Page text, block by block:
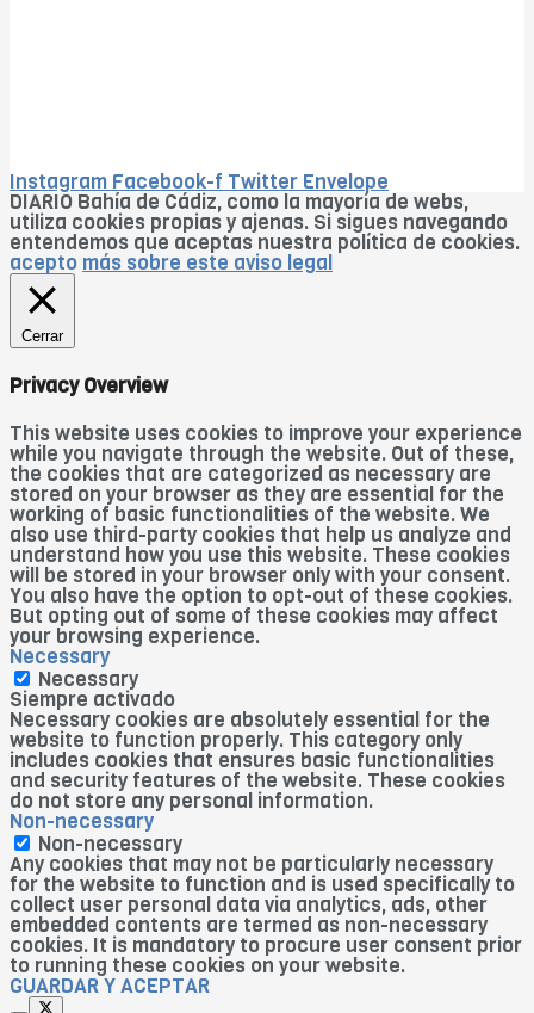
Instagram Facebook-f Twitter Envelope
DIARIO Bahía de Cádiz, como la mayoría de webs,
utiliza cookies propias y ajenas. Si sigues navegando
entendemos que aceptas nuestra política de cookies.
acepto más sobre este aviso legal
Cerrar
Privacy Overview
This website uses cookies to improve your experience
while you navigate through the website. Out of these,
the cookies that are categorized as necessary are
stored on your browser as they are essential for the
working of basic functionalities of the website. We
also use third-party cookies that help us analyze and
understand how you use this website. These cookies
will be stored in your browser only with your consent.
You also have the option to opt-out of these cookies.
But opting out of some of these cookies may affect
your browsing experience.
Necessary
Necessary
Siempre activado
Necessary cookies are absolutely essential for the
website to function properly. This category only
includes cookies that ensures basic functionalities
and security features of the website. These cookies
do not store any personal information.
Non-necessary
Non-necessary
Any cookies that may not be particularly necessary
for the website to function and is used specifically to
collect user personal data via analytics, ads, other
embedded contents are termed as non-necessary
cookies. It is mandatory to procure user consent prior
to running these cookies on your website.
GUARDAR Y ACEPTAR